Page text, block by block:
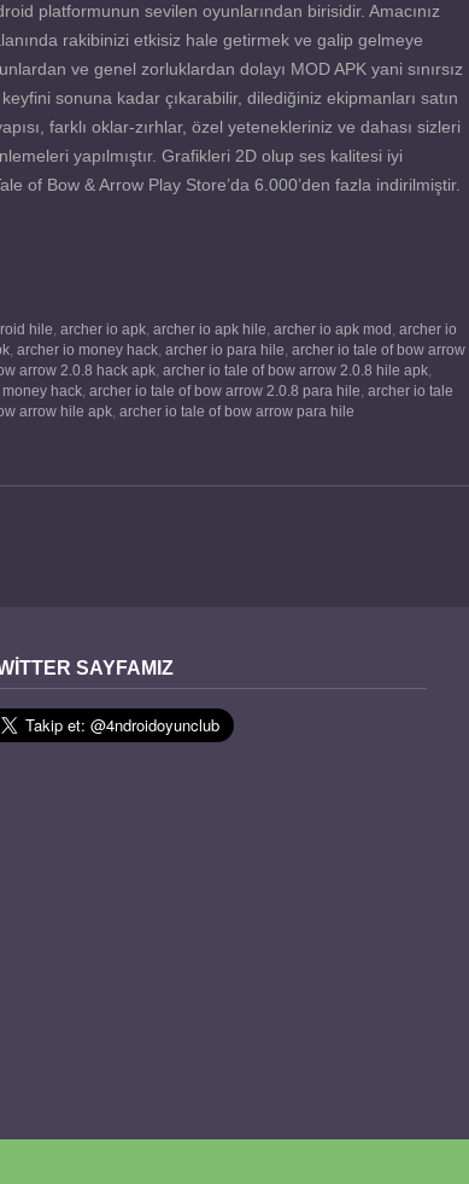
platformunun sevilen oyunlarından birisidir. Amacınız
rakibinizi etkisiz hale getirmek ve galip gelmeye
ve genel zorluklardan dolayı MOD APK yani sınırsız
sonuna kadar çıkarabilir, dilediğiniz ekipmanları satın
farklı oklar-zırhlar, özel yetenekleriniz ve dahası sizleri
yapılmıştır. Grafikleri 2D olup ses kalitesi iyi
of Bow & Arrow Play Store’da 6.000’den fazla indirilmiştir.
hile, archer io apk, archer io apk hile, archer io apk mod , archer io
, archer io money hack, archer io para hile, archer io tale of bow arrow
arrow 2.0.8 hack apk, archer io tale of bow arrow 2.0.8 hile apk,
hack, archer io tale of bow arrow 2.0.8 para hile, archer io tale
arrow hile apk, archer io tale of bow arrow para hile
SAYFAMIZ